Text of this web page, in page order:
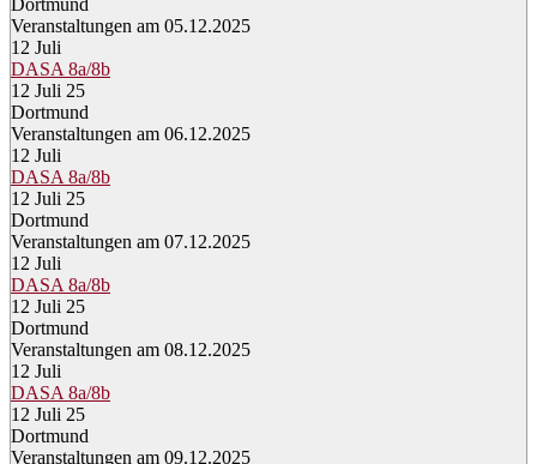
Dortmund
Veranstaltungen am 05.12.2025
12 Juli
DASA 8a/8b
12 Juli 25
Dortmund
Veranstaltungen am 06.12.2025
12 Juli
DASA 8a/8b
12 Juli 25
Dortmund
Veranstaltungen am 07.12.2025
12 Juli
DASA 8a/8b
12 Juli 25
Dortmund
Veranstaltungen am 08.12.2025
12 Juli
DASA 8a/8b
12 Juli 25
Dortmund
Veranstaltungen am 09.12.2025